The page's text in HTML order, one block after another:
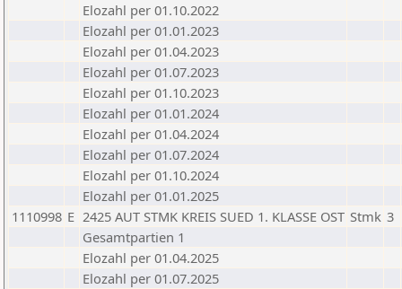
Elozahl per 01.10.2022
Elozahl per 01.01.2023
Elozahl per 01.04.2023
Elozahl per 01.07.2023
Elozahl per 01.10.2023
Elozahl per 01.01.2024
Elozahl per 01.04.2024
Elozahl per 01.07.2024
Elozahl per 01.10.2024
Elozahl per 01.01.2025
1110998 E 2425 AUT STMK KREIS SUED 1. KLASSE OST Stmk 3
Gesamtpartien 1
Elozahl per 01.04.2025
Elozahl per 01.07.2025